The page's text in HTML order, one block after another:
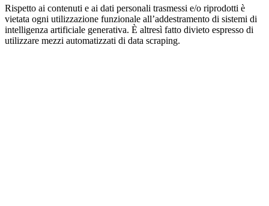
Rispetto ai contenuti e ai dati personali trasmessi e/o riprodotti è
vietata ogni utilizzazione funzionale all’addestramento di sistemi di
intelligenza artificiale generativa. È altresì fatto divieto espresso di
utilizzare mezzi automatizzati di data scraping.